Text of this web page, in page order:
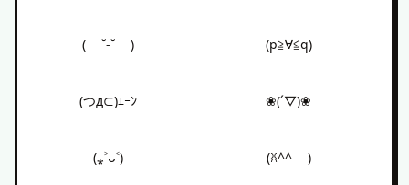
( ˘-˘ ) (p≧∀≦q)
(つд⊂)ｴｰﾝ ❀(´▽)❀
(⁎˃ᴗ˂) (ꐦ^^ )